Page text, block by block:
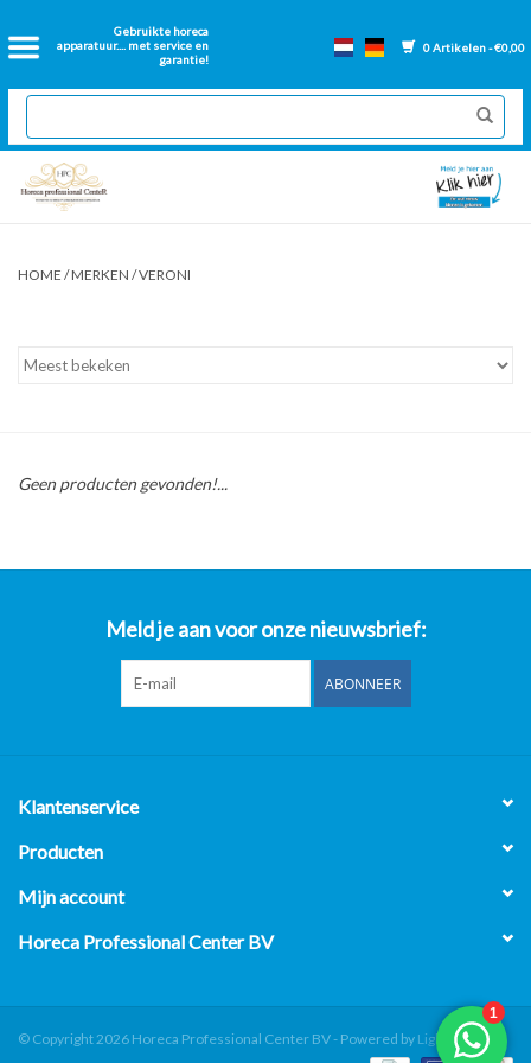
Gebruikte horeca
apparatuur.... met service en
garantie!
0 Artikelen - €0,00
Home
2dehands Horeca
Nieuwe apparatuur
Onderdelen bakwanden
Over ons
HOME /MERKEN /VERONI
Geen producten gevonden!...
Meld je aan voor onze nieuwsbrief:
ABONNEER
Klantenservice
Producten
Mijn account
Horeca Professional Center BV
© Copyright 2026 Horeca Professional Center BV - Powered by Lightspeed